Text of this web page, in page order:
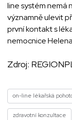
line systém nemá
významně ulevit
první kontakt s
nemocnice
Zdroj:
on-line lékařská
zdravotní konzultace